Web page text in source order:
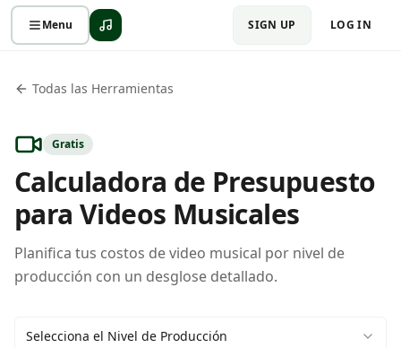
Menu SIGN UP LOG IN
Todas las Herramientas
Gratis
Calculadora de Presupuesto
para Videos Musicales
Planifica tus costos de video musical por nivel de
producción con un desglose detallado.
Selecciona el Nivel de Producción